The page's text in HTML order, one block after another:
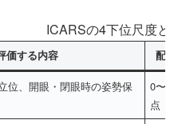
ICARSの4下位尺度と
価する内容 配点
位、開眼・閉眼時の姿勢保
0〜34
点